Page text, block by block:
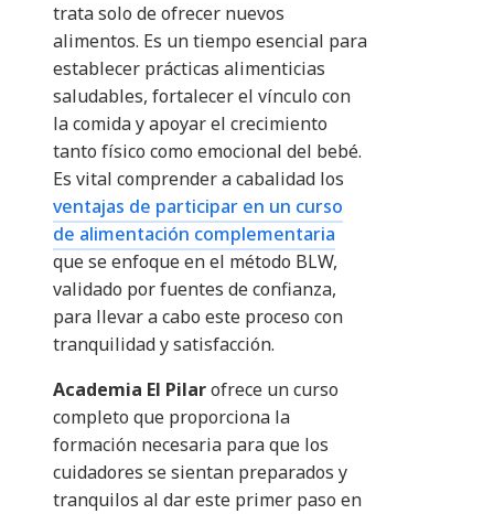
trata solo de ofrecer nuevos
alimentos. Es un tiempo esencial para
establecer prácticas alimenticias
saludables, fortalecer el vínculo con
la comida y apoyar el crecimiento
tanto físico como emocional del bebé.
Es vital comprender a cabalidad los
ventajas de participar en un curso
de alimentación complementaria
que se enfoque en el método BLW,
validado por fuentes de confianza,
para llevar a cabo este proceso con
tranquilidad y satisfacción.
Academia El Pilarofrece un curso
completo que proporciona la
formación necesaria para que los
cuidadores se sientan preparados y
tranquilos al dar este primer paso en